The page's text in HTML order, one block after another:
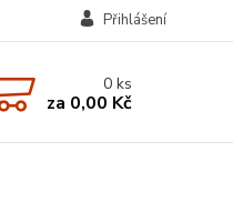
Přihlášení
0ks
za 0,00 Kč